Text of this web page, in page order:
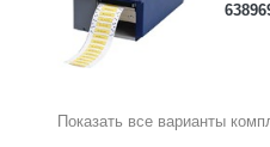
Показать все варианты